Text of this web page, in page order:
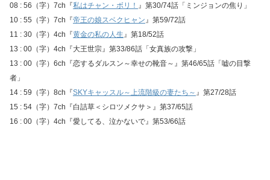
08 : 56（字）7ch『私はチャン・ボリ！ 』第30/74話「ミンジョンの焦り」
10 : 55（字）7ch『帝王の娘スベクヒャン』第59/72話
11 : 30（字）4ch『黄金の私の人生』第18/52話
13 : 00（字）4ch『大王世宗』第33/86話「女真族の攻撃」
13 : 00（字）6ch『恋するダルスン～幸せの靴音～』第46/65話「嘘の目撃
者」
14 : 59（字）8ch『SKYキャッスル～上流階級の妻たち～ 』第27/28話
15 : 54（字）7ch『白詰草＜シロツメクサ＞』第37/65話
16 : 00（字）4ch『愛してる、泣かないで』第53/66話